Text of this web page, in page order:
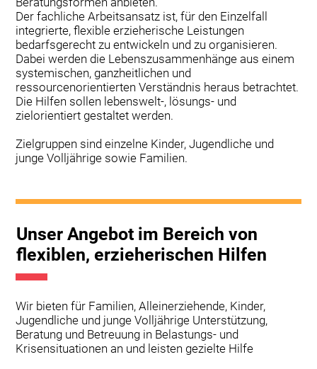
Der fachliche Arbeitsansatz ist, für den Einzelfall
integrierte, flexible erzieherische Leistungen
bedarfsgerecht zu entwickeln und zu organisieren.
Dabei werden die Lebenszusammenhänge aus einem
systemischen, ganzheitlichen und
ressourcenorientierten Verständnis heraus betrachtet.
Die Hilfen sollen lebenswelt-, lösungs- und
zielorientiert gestaltet werden.
Zielgruppen sind einzelne Kinder, Jugendliche und
junge Volljährige sowie Familien.
Unser Angebot im Bereich von
flexiblen, erzieherischen Hilfen
Wir bieten für Familien, Alleinerziehende, Kinder,
Jugendliche und junge Volljährige Unterstützung,
Beratung und Betreuung in Belastungs- und
Krisensituationen an und leisten gezielte Hilfe